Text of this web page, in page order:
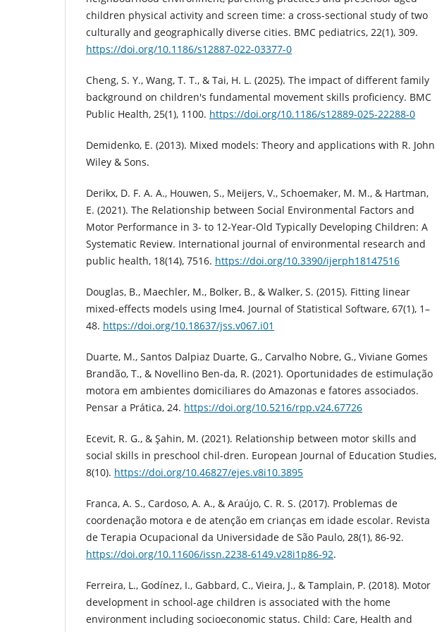
children physical activity and screen time: a cross-sectional study of two
culturally and geographically diverse cities. BMC pediatrics, 22(1), 309.
https://doi.org/10.1186/s12887-022-03377-0
Cheng, S. Y., Wang, T. T., & Tai, H. L. (2025). The impact of different family
background on children's fundamental movement skills proficiency. BMC
Public Health, 25(1), 1100. https://doi.org/10.1186/s12889-025-22288-0
Demidenko, E. (2013). Mixed models: Theory and applications with R. John
Wiley & Sons.
Derikx, D. F. A. A., Houwen, S., Meijers, V., Schoemaker, M. M., & Hartman,
E. (2021). The Relationship between Social Environmental Factors and
Motor Performance in 3- to 12-Year-Old Typically Developing Children: A
Systematic Review. International journal of environmental research and
public health, 18(14), 7516. https://doi.org/10.3390/ijerph18147516
Douglas, B., Maechler, M., Bolker, B., & Walker, S. (2015). Fitting linear
mixed-effects models using lme4. Journal of Statistical Software, 67(1), 1–
48. https://doi.org/10.18637/jss.v067.i01
Duarte, M., Santos Dalpiaz Duarte, G., Carvalho Nobre, G., Viviane Gomes
Brandão, T., & Novellino Ben-da, R. (2021). Oportunidades de estimulação
motora em ambientes domiciliares do Amazonas e fatores associados.
Pensar a Prática, 24. https://doi.org/10.5216/rpp.v24.67726
Ecevit, R. G., & Şahin, M. (2021). Relationship between motor skills and
social skills in preschool chil-dren. European Journal of Education Studies,
8(10). https://doi.org/10.46827/ejes.v8i10.3895
Franca, A. S., Cardoso, A. A., & Araújo, C. R. S. (2017). Problemas de
coordenação motora e de atenção em crianças em idade escolar. Revista
de Terapia Ocupacional da Universidade de São Paulo, 28(1), 86-92.
https://doi.org/10.11606/issn.2238-6149.v28i1p86-92.
Ferreira, L., Godínez, I., Gabbard, C., Vieira, J., & Tamplain, P. (2018). Motor
development in school-age children is associated with the home
environment including socioeconomic status. Child: Care, Health and